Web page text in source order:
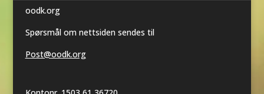
oodk.org
Spørsmål om nettsiden sendes til
Post@oodk.org